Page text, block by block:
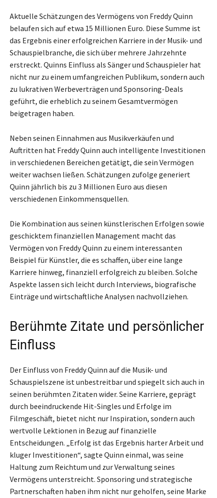
Aktuelle Schätzungen des Vermögens von Freddy Quinn
belaufen sich auf etwa 15 Millionen Euro. Diese Summe ist
das Ergebnis einer erfolgreichen Karriere in der Musik- und
Schauspielbranche, die sich über mehrere Jahrzehnte
erstreckt. Quinns Einfluss als Sänger und Schauspieler hat
nicht nur zu einem umfangreichen Publikum, sondern auch
zu lukrativen Werbeverträgen und Sponsoring-Deals
geführt, die erheblich zu seinem Gesamtvermögen
beigetragen haben.
Neben seinen Einnahmen aus Musikverkäufen und
Auftritten hat Freddy Quinn auch intelligente Investitionen
in verschiedenen Bereichen getätigt, die sein Vermögen
weiter wachsen ließen. Schätzungen zufolge generiert
Quinn jährlich bis zu 3 Millionen Euro aus diesen
verschiedenen Einkommensquellen.
Die Kombination aus seinen künstlerischen Erfolgen sowie
geschicktem finanziellen Management macht das
Vermögen von Freddy Quinn zu einem interessanten
Beispiel für Künstler, die es schaffen, über eine lange
Karriere hinweg, finanziell erfolgreich zu bleiben. Solche
Aspekte lassen sich leicht durch Interviews, biografische
Einträge und wirtschaftliche Analysen nachvollziehen.
Berühmte Zitate und persönlicher
Einfluss
Der Einfluss von Freddy Quinn auf die Musik- und
Schauspielszene ist unbestreitbar und spiegelt sich auch in
seinen berühmten Zitaten wider. Seine Karriere, geprägt
durch beeindruckende Hit-Singles und Erfolge im
Filmgeschäft, bietet nicht nur Inspiration, sondern auch
wertvolle Lektionen in Bezug auf finanzielle
Entscheidungen. „Erfolg ist das Ergebnis harter Arbeit und
kluger Investitionen“, sagte Quinn einmal, was seine
Haltung zum Reichtum und zur Verwaltung seines
Vermögens unterstreicht. Sponsoring und strategische
Partnerschaften haben ihm nicht nur geholfen, seine Marke